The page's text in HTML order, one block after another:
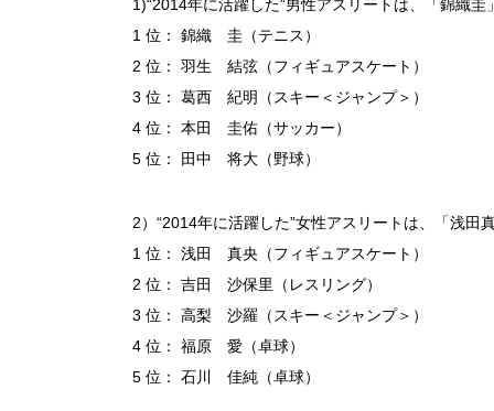
1)“2014年に活躍した”男性アスリートは、「錦織
1 位： 錦織 圭（テニス）
2 位： 羽生 結弦（フィギュアスケート）
3 位： 葛西 紀明（スキー＜ジャンプ＞）
4 位： 本田 圭佑（サッカー）
5 位： 田中 将大（野球）
2）“2014年に活躍した”女性アスリートは、「浅田
1 位： 浅田 真央（フィギュアスケート）
2 位： 吉田 沙保里（レスリング）
3 位： 高梨 沙羅（スキー＜ジャンプ＞）
4 位： 福原 愛（卓球）
5 位： 石川 佳純（卓球）